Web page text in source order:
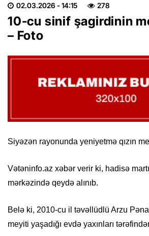
02.03.2026 - 14:15 278
10-cu sinif şagirdinin
– Foto
Siyəzən rayonunda yeniyetmə qızın
Vətəninfo.az xəbər verir ki, hadisə
mərkəzində qeydə alınıb.
Belə ki, 2010-cu il təvəllüdlü Arzu
meyiti yaşadığı evdə yaxınları